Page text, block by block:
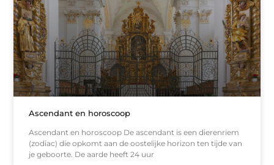
Ascendant en horoscoop
Ascendant en horoscoop De ascendant is een dierenriem
(zodiac) die opkomt aan de oostelijke horizon ten tijde van
je geboorte. De aarde heeft 24 uur